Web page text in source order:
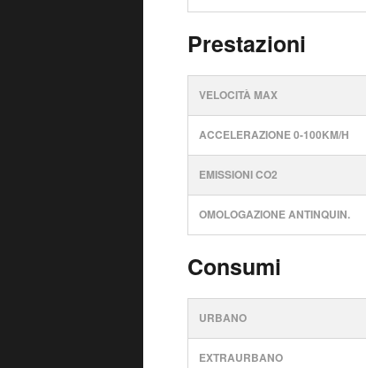
Prestazioni
VELOCITÀ MAX
ACCELERAZIONE 0-100KM/H
EMISSIONI CO2
OMOLOGAZIONE ANTINQUIN.
Consumi
URBANO
EXTRAURBANO